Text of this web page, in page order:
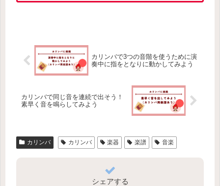
カリンバで3つの音階を使うために演
奏中に指をとなりに動かしてみよう
カリンバで同じ音を連続で出そう！
素早く音を鳴らしてみよう
カリンバ カリンバ 楽器 楽譜 音楽
シェアする